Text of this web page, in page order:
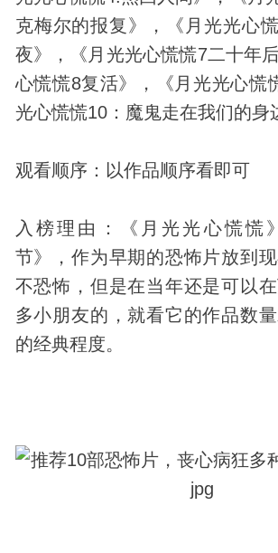
克梅尔的报复》，《月光光心
夜》，《月光光心慌慌7二十年
心慌慌8复活》，《月光光心慌
光心慌慌10：魔鬼走在我们的身
观看顺序：以作品顺序看即可
入榜理由：《月光光心慌慌
节》，作为早期的恐怖片放到
不恐怖，但是在当年还是可以
多小朋友的，就看它的作品数
的经典程度。